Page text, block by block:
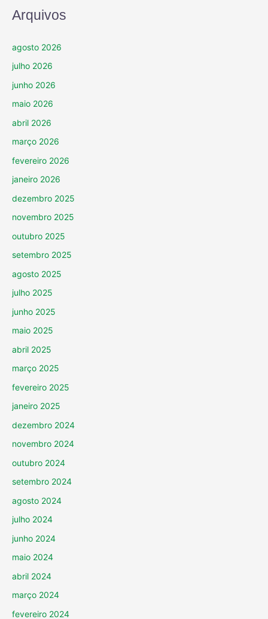
Arquivos
agosto 2026
julho 2026
junho 2026
maio 2026
abril 2026
março 2026
fevereiro 2026
janeiro 2026
dezembro 2025
novembro 2025
outubro 2025
setembro 2025
agosto 2025
julho 2025
junho 2025
maio 2025
abril 2025
março 2025
fevereiro 2025
janeiro 2025
dezembro 2024
novembro 2024
outubro 2024
setembro 2024
agosto 2024
julho 2024
junho 2024
maio 2024
abril 2024
março 2024
fevereiro 2024